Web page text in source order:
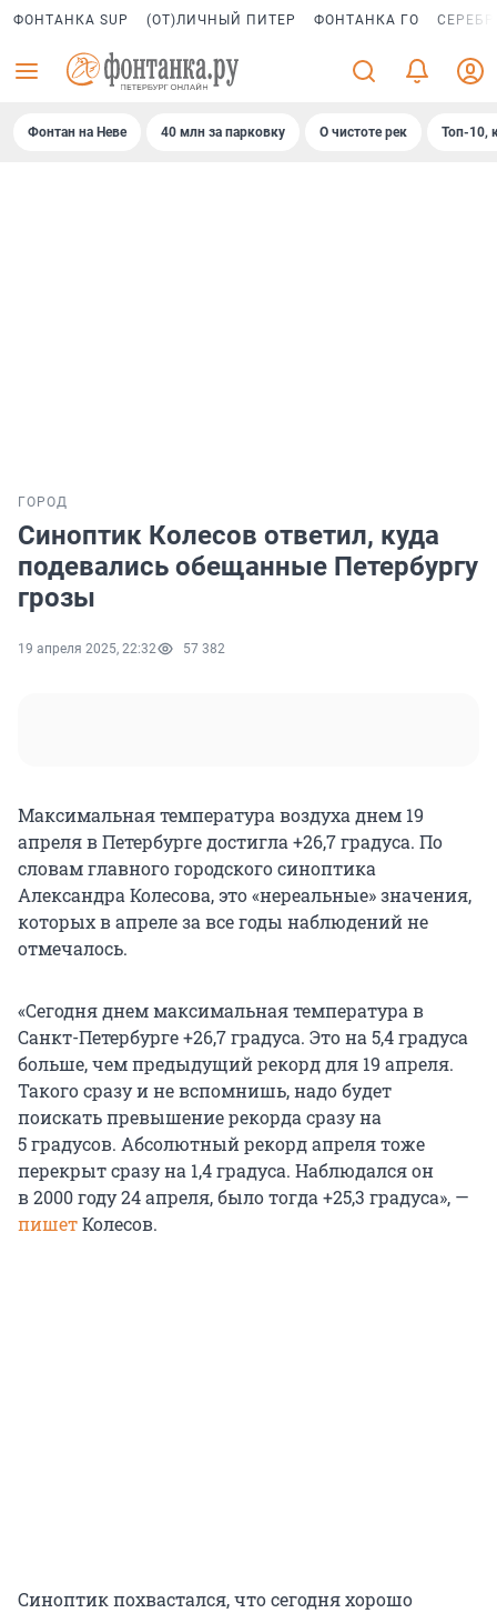
ФОНТАНКА SUP (ОТ)ЛИЧНЫЙ ПИТЕР ФОНТАНКА ГО
Фонтан на Неве 40 млн за парковку О чистоте рек Топ-10,
ГОРОД
Синоптик Колесов ответил, куда
подевались обещанные Петербургу
грозы
19 апреля 2025, 22:32 57 382
Максимальная температура воздуха днем 19
апреля в Петербурге достигла +26,7 градуса. По
словам главного городского синоптика
Александра Колесова, это «нереальные» значения,
которых в апреле за все годы наблюдений не
отмечалось.
«Сегодня днем максимальная температура в
Санкт-Петербурге +26,7 градуса. Это на 5,4 градуса
больше, чем предыдущий рекорд для 19 апреля.
Такого сразу и не вспомнишь, надо будет
поискать превышение рекорда сразу на
5 градусов. Абсолютный рекорд апреля тоже
перекрыт сразу на 1,4 градуса. Наблюдался он
в 2000 году24 апреля, было тогда +25,3 градуса», —
пишетКолесов.
Синоптик похвастался, что сегодня хорошо